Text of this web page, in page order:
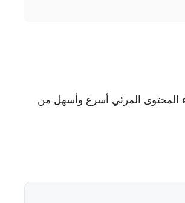
المحتوى المرئي أسرع وأسهل من